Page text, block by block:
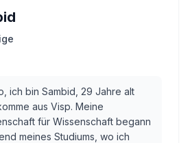
ich bin Sambid, 29 Jahre alt
aus Visp. Meine
für Wissenschaft begann
meines Studiums, wo ich